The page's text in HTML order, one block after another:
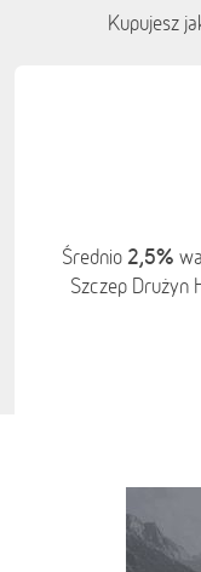
Kupujesz
Średnio 2,5%
Szczep Drużyn